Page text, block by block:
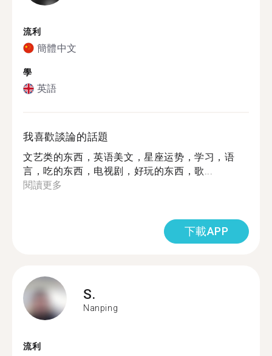
流利
簡體中文
學
英語
我喜歡談論的話題
文艺类的东西，英语美文，星座运势，学习，语
言，吃的东西，电视剧，好玩的东西，歌...
閱讀更多
下載APP
S.
Nanping
流利